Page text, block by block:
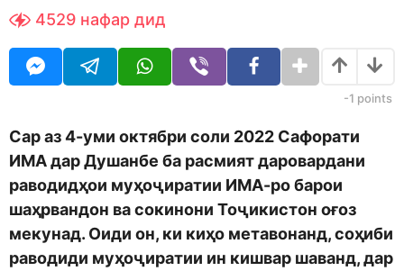
t
t
o
r
e
4529 нафар дид
-1 points
Сар аз 4-уми октябри соли 2022 Сафорати
ИМА дар Душанбе ба расмият даровардани
раводидҳои муҳоҷиратии ИМА-ро барои
шаҳрвандон ва сокинони Тоҷикистон оғоз
мекунад. Оиди он, ки киҳо метавонанд, соҳиби
раводиди муҳоҷиратии ин кишвар шаванд, дар